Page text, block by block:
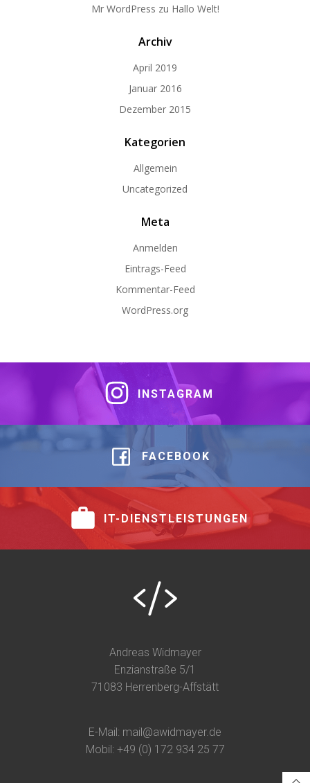
Mr WordPress zu Hallo Welt!
Archiv
April 2019
Januar 2016
Dezember 2015
Kategorien
Allgemein
Uncategorized
Meta
Anmelden
Eintrags-Feed
Kommentar-Feed
WordPress.org
INSTAGRAM
FACEBOOK
IT-DIENSTLEISTUNGEN
Andreas Widmayer
Enzianstraße 5/1
71083 Herrenberg-Affstätt
E-Mail: mail@awidmayer.de
Mobil: +49 (0) 172 934 25 77